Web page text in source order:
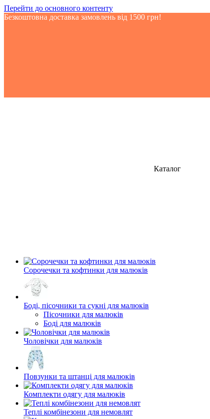
Перейти до основного контенту
Безкоштовна доставка замовлень від 1500 грн!
Каталог
Сорочечки та кофтинки для малюків
Боді, пісочники та сукні для малюків
Пісочники для малюків
Боді для малюків
Чоловічки для малюків
Повзунки та штанці для малюків
Комплекти одягу для малюків
Теплі комбінезони для немовлят